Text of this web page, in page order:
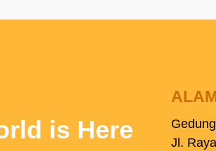
is Here
Jl.